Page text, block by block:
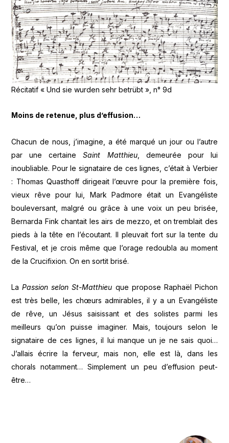
Récitatif « Und sie wurden sehr betrübt », n° 9d
Moins de retenue, plus d’effusion…
Chacun de nous, j’imagine, a été marqué un jour ou l’autre
par une certaineSaint Matthieu, demeurée pour lui
inoubliable. Pour le signataire de ces lignes, c’était à Verbier
: Thomas Quasthoff dirigeait l’œuvre pour la première fois,
vieux rêve pour lui, Mark Padmore était un Evangéliste
bouleversant, malgré ou grâce à une voix un peu brisée,
Bernarda Fink chantait les airs de mezzo, et on tremblait des
pieds à la tête en l’écoutant. Il pleuvait fort sur la tente du
Festival, et je crois même que l’orage redoubla au moment
de la Crucifixion. On en sortit brisé.
LaPassion selon St-Matthieu que propose Raphaël Pichon
est très belle, les chœurs admirables, il y a un Evangéliste
de rêve, un Jésus saisissant et des solistes parmi les
meilleurs qu’on puisse imaginer. Mais, toujours selon le
signataire de ces lignes, il lui manque un je ne sais quoi…
J’allais écrire la ferveur, mais non, elle est là, dans les
chorals notamment… Simplement un peu d’effusion peut-
être…